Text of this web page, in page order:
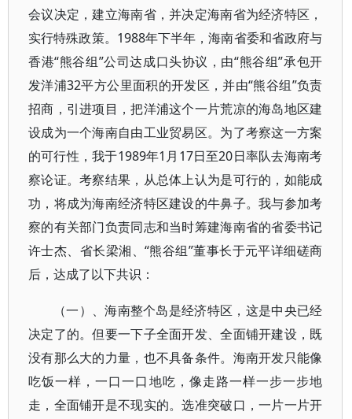
会议决定，建立海南省，并决定海南省为经济特区，
实行特殊政策。1988年下半年，海南省委和省政府与
香港“熊谷组”公司达成口头协议，由“熊谷组”承包开
发洋浦32平方公里面积的开发区，并由“熊谷组”负责
招商，引进项目，把洋浦这个一片荒凉的海岛地区建
设成为一个海南自由工业贸易区。为了考察这一方案
的可行性，我于1989年1月17日至20日率队去海南考
察论证。考察结果，从总体上认为是可行的，如能成
功，将成为海南经济特区建设的牛鼻子。我与参加考
察的有关部门负责同志和当时筹建海南省的省委书记
许士杰、省长梁湘、“熊谷组”董事长于元平详细磋商
后，达成了以下共识：
（一）、海南整个岛是经济特区，这是中央已经
决定了的。但要一下子全面开发、全面铺开建设，既
没有那么大的力量，也不具备条件。海南开发只能像
吃饭一样，一口一口地吃，像走路一样一步一步地
走，全面铺开是不现实的。选准突破口，一片一片开